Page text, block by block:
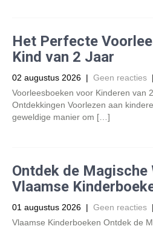
Het Perfecte
Kind van 2 Jaar
02 augustus 2026 | Geen reacties
Voorleesboeken voor Kinderen van
Ontdekkingen Voorlezen aan
geweldige manier om […]
Ontdek de Magische
Vlaamse
01 augustus 2026 | Geen reacties
Vlaamse Kinderboeken Ontdek de